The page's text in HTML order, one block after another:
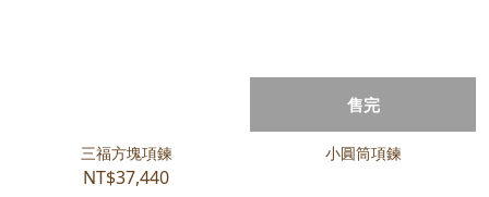
三福方塊項鍊
NT$37,440
售完
小圓筒項鍊